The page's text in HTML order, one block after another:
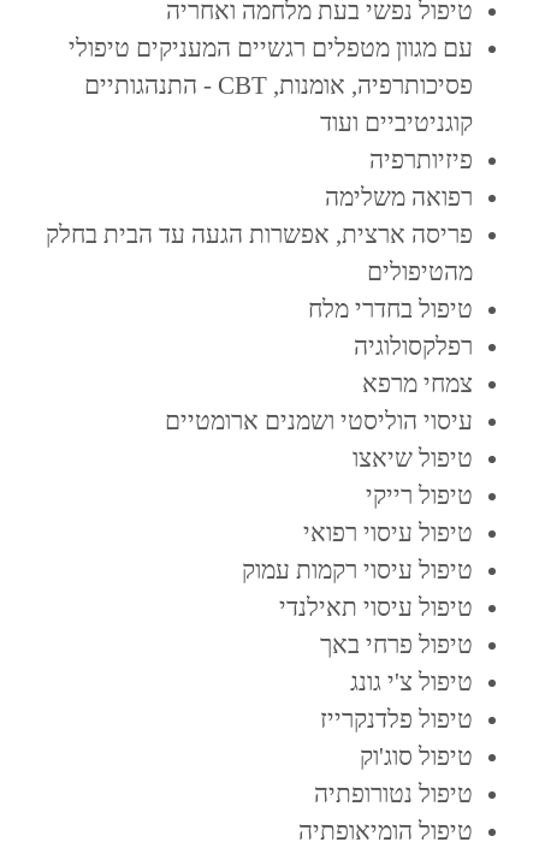
טיפול נפשי בעת מלחמה ואחריה
עם מגוון מטפלים רגשיים המעניקים טיפולי
פסיכותרפיה, אומנות, CBT - התנהגותיים
קוגניטיביים ועוד
פיזיותרפיה
רפואה משלימה
פריסה ארצית, אפשרות הגעה עד הבית בחלק
מהטיפולים
טיפול בחדרי מלח
רפלקסולוגיה
צמחי מרפא
עיסוי הוליסטי ושמנים ארומטיים
טיפול שיאצו
טיפול רייקי
טיפול עיסוי רפואי
טיפול עיסוי רקמות עמוק
טיפול עיסוי תאילנדי
טיפול פרחי באך
טיפול צ'י גונג
טיפול פלדנקרייז
טיפול סוג'וק
טיפול נטורופתיה
טיפול הומיאופתיה